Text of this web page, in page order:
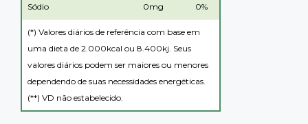
Sódio 0mg 0%
(*) Valores diários de referência com base em
uma dieta de 2.000kcal ou 8.400kj. Seus
valores diários podem ser maiores ou menores
dependendo de suas necessidades energéticas.
(**) VD não estabelecido.